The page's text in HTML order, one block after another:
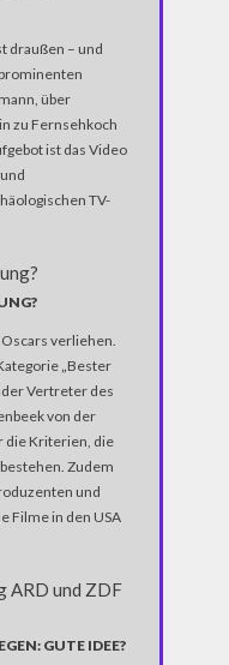
draußen – und
über
zu Fernsehkoch
ist das Video
TV-
verliehen.
„Bester
Vertreter des
von der
die Kriterien, die
Zudem
und
Filme in den USA
GUTE IDEE?